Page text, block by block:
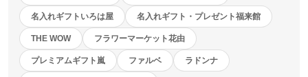
名入れギフトいろは屋 名入れギフト・プレゼント福来館
THE WOW フラワーマーケット花由
プレミアムギフト嵐 ファルベ ラドンナ